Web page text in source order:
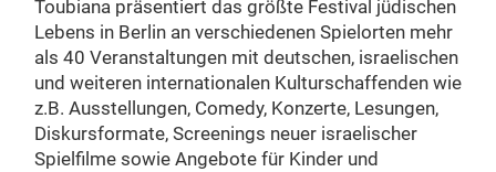
Toubiana präsentiert das größte Festival jüdischen
Lebens in Berlin an verschiedenen Spielorten mehr
als 40 Veranstaltungen mit deutschen, israelischen
und weiteren internationalen Kulturschaffenden wie
z.B. Ausstellungen, Comedy, Konzerte, Lesungen,
Diskursformate, Screenings neuer israelischer
Spielfilme sowie Angebote für Kinder und